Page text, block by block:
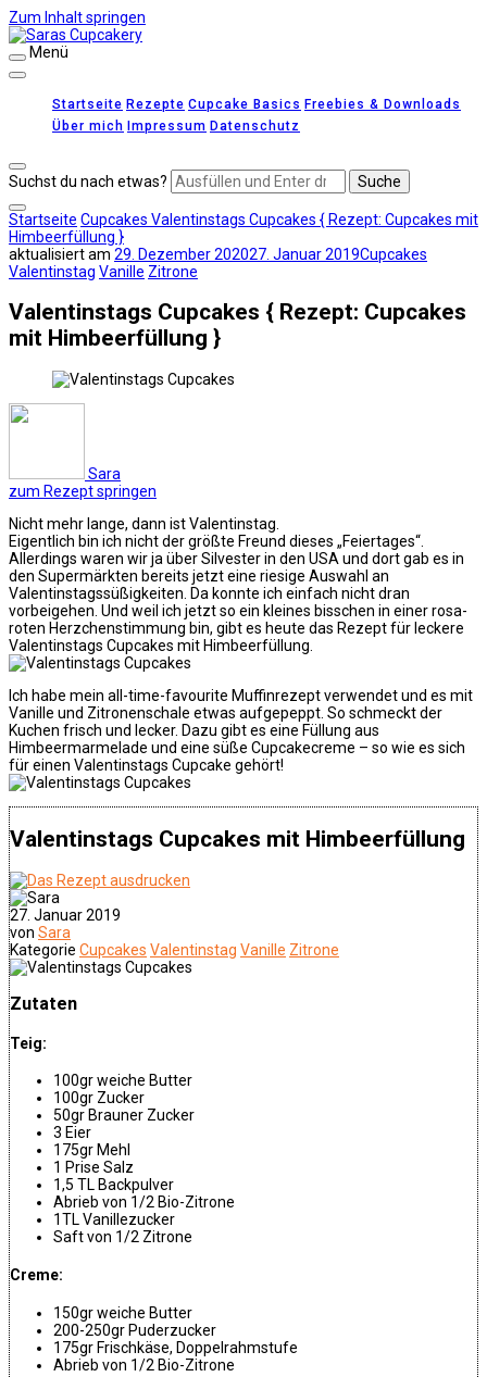
Zum Inhalt springen
Menü
Startseite Rezepte Cupcake Basics Freebies & Downloads
Über mich Impressum Datenschutz
Suchst du nach etwas?
Startseite Cupcakes Valentinstags Cupcakes { Rezept: Cupcakes mit
Himbeerfüllung }
aktualisiert am 29. Dezember 202027. Januar 2019Cupcakes
Valentinstag Vanille Zitrone
Valentinstags Cupcakes { Rezept: Cupcakes
mit Himbeerfüllung }
Sara
zum Rezept springen
Nicht mehr lange, dann ist Valentinstag.
Eigentlich bin ich nicht der größte Freund dieses „Feiertages“.
Allerdings waren wir ja über Silvester in den USA und dort gab es in
den Supermärkten bereits jetzt eine riesige Auswahl an
Valentinstagssüßigkeiten. Da konnte ich einfach nicht dran
vorbeigehen. Und weil ich jetzt so ein kleines bisschen in einer rosa-
roten Herzchenstimmung bin, gibt es heute das Rezept für leckere
Valentinstags Cupcakes mit Himbeerfüllung.
Ich habe mein all-time-favourite Muffinrezept verwendet und es mit
Vanille und Zitronenschale etwas aufgepeppt. So schmeckt der
Kuchen frisch und lecker. Dazu gibt es eine Füllung aus
Himbeermarmelade und eine süße Cupcakecreme – so wie es sich
für einen Valentinstags Cupcake gehört!
Valentinstags Cupcakes mit Himbeerfüllung
27. Januar 2019
von Sara
Kategorie Cupcakes Valentinstag Vanille Zitrone
Zutaten
Teig:
100gr weiche Butter
100gr Zucker
50gr Brauner Zucker
3 Eier
175gr Mehl
1 Prise Salz
1,5 TL Backpulver
Abrieb von 1/2 Bio-Zitrone
1TL Vanillezucker
Saft von 1/2 Zitrone
Creme:
150gr weiche Butter
200-250gr Puderzucker
175gr Frischkäse, Doppelrahmstufe
Abrieb von 1/2 Bio-Zitrone